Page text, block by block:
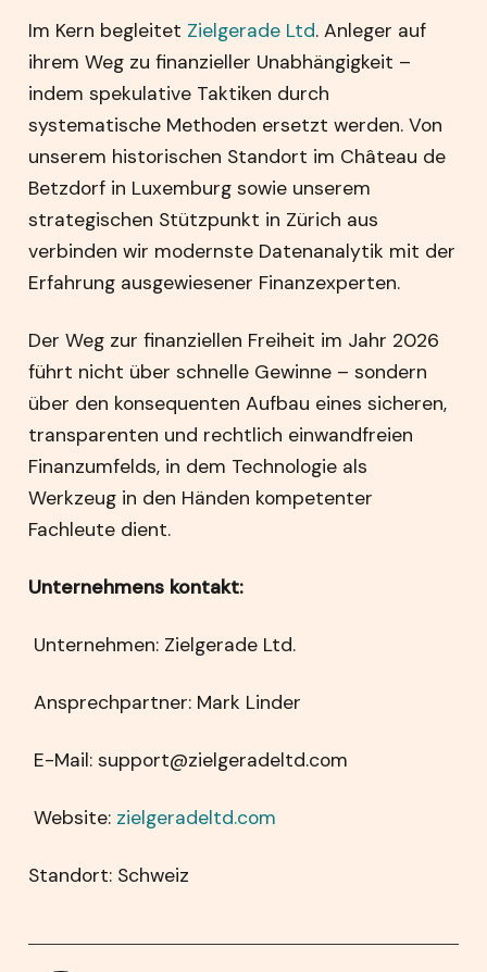
Im Kern begleitet Zielgerade Ltd. Anleger auf
ihrem Weg zu finanzieller Unabhängigkeit –
indem spekulative Taktiken durch
systematische Methoden ersetzt werden. Von
unserem historischen Standort im Château de
Betzdorf in Luxemburg sowie unserem
strategischen Stützpunkt in Zürich aus
verbinden wir modernste Datenanalytik mit der
Erfahrung ausgewiesener Finanzexperten.
Der Weg zur finanziellen Freiheit im Jahr 2026
führt nicht über schnelle Gewinne – sondern
über den konsequenten Aufbau eines sicheren,
transparenten und rechtlich einwandfreien
Finanzumfelds, in dem Technologie als
Werkzeug in den Händen kompetenter
Fachleute dient.
Unternehmens kontakt:
Unternehmen: Zielgerade Ltd.
Ansprechpartner: Mark Linder
E-Mail: support@zielgeradeltd.com
Website: zielgeradeltd.com
Standort: Schweiz